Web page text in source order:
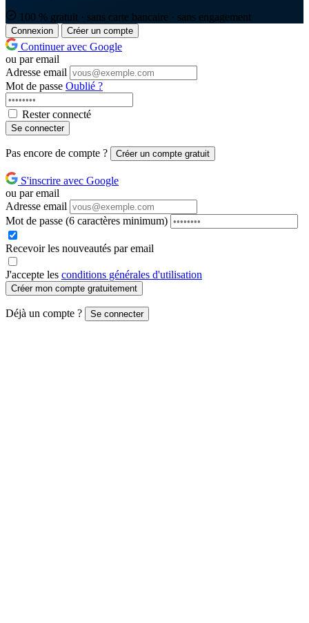
100 % gratuit · sans carte bancaire · sans engagement
Connexion Créer un compte
Continuer avec Google
ou par email
Adresse email
Mot de passe Oublié ?
Rester connecté
Se connecter
Pas encore de compte ? Créer un compte gratuit
S'inscrire avec Google
ou par email
Adresse email
Mot de passe (6 caractères minimum)
Recevoir les nouveautés par email
J'accepte les conditions générales d'utilisation
Créer mon compte gratuitement
Déjà un compte ? Se connecter